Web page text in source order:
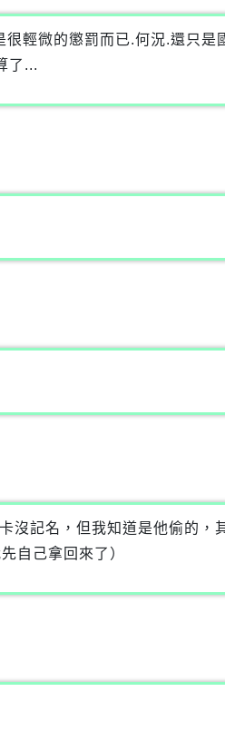
輕微的懲罰而已.何況.還只是
了...
沒記名，但我知道是他偷的，
自己拿回來了）